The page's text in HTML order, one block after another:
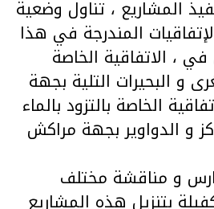
المشاريع ، تناول وضعية
المندرجة في هذا
، الاتفاقية الخاصة
و البحيرات التلية بجهة
الخاصة بالتزود بالماء
و الدواوير بجهة مراكش
و مناقشة مختلف
بتنزيل هذه المشاريع